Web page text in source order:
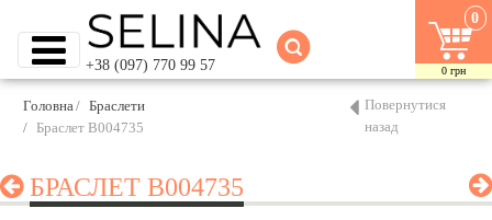
+38 (097) 770 99 57
0
0 грн
Головна
Браслети
Браслет B004735
Повернутися
назад
БРАСЛЕТ B004735